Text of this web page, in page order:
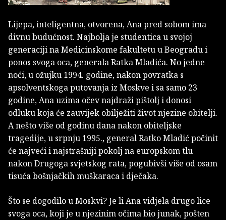
Lijepa, inteligentna, otvorena, Ana pred sobom ima
divnu budućnost. Najbolja je studentica u svojoj
generaciji na Medicinskome fakultetu u Beogradu i
ponos svoga oca, generala Ratka Mladića. No jedne
noći, u ožujku 1994. godine, nakon povratka s
apsolventskoga putovanja iz Moskve i sa samo 23
godine, Ana uzima očev najdraži pištolj i donosi
odluku koja će zauvijek obilježiti život njezine obitelji.
A nešto više od godinu dana nakon obiteljske
tragedije, u srpnju 1995., general Ratko Mladić počinit
će najveći i najstrašniji pokolj na europskom tlu
nakon Drugoga svjetskog rata, pogubivši više od osam
tisuća bošnjačkih muškaraca i dječaka.
Što se dogodilo u Moskvi? Je li Ana vidjela drugo lice
svoga oca, koji je u njezinim očima bio junak, pošten